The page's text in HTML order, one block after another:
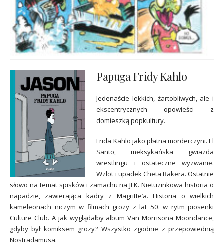
Papuga Fridy Kahlo
Jedenaście lekkich, żartobliwych, ale i
ekscentrycznych opowieści z
domieszką popkultury.
Frida Kahlo jako płatna morderczyni. El
Santo, meksykańska gwiazda
wrestlingu i ostateczne wyzwanie.
Wzlot i upadek Cheta Bakera. Ostatnie
słowo na temat spisków i zamachu na JFK. Nietuzinkowa historia o
napadzie, zawierająca kadry z Magritte’a. Historia o wielkich
kameleonach niczym w filmach grozy z lat 50. w rytm piosenki
Culture Club. A jak wyglądałby album Van Morrisona Moondance,
gdyby był komiksem grozy? Wszystko zgodnie z przepowiednią
Nostradamusa.